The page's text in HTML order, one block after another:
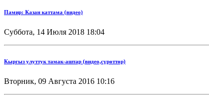
Памир: Казан каттама (видео)
Суббота, 14 Июля 2018 18:04
Кыргыз улуттук тамак-аштар (видео,сүрөттөр)
Вторник, 09 Августа 2016 10:16